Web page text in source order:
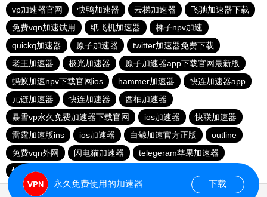
vp加速器官网
快鸭加速器 云梯加速器
飞驰加速器下载
免费vqn加速试用
纸飞机加速器
梯子npv加速
quickq加速器
原子加速器
twitter加速器免费下载
老王加速器
极光加速器
原子加速器app下载官网最新版
蚂蚁加速npv下载官网ios
hammer加速器
快连加速器app
元链加速器
快连加速器
西柚加速器
暴雪vp永久免费加速器下载官网
ios加速器
快联加速器
雷霆加速版ins
ios加速器 白鲸加速官方正版
outline
免费vqn外网
闪电猫加速器
telegeram苹果加速器
快连lets加速器
永久免费使用的加速器 下载